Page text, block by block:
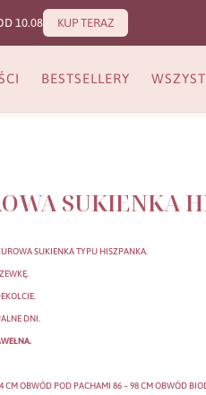
BESTSELLERY
SUKIENKA
SUKIENKA TYPU HISZPANKA.
DNI.
CM OBWÓD POD PACHAMI 86 – 98 CM OBWÓD
10.08 KUP TERAZ